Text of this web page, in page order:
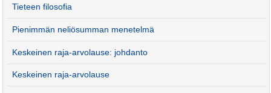
Tieteen filosofia
Pienimmän neliösumman menetelmä
Keskeinen raja-arvolause: johdanto
Keskeinen raja-arvolause